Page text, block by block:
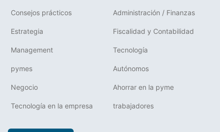
Consejos prácticos Administración / Finanzas
Estrategia Fiscalidad y Contabilidad
Management Tecnología
pymes Autónomos
Negocio Ahorrar en la pyme
Tecnología en la empresa trabajadores